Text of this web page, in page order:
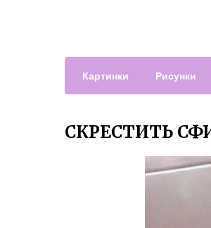
Картинки Рисунки
СКРЕСТИТЬ